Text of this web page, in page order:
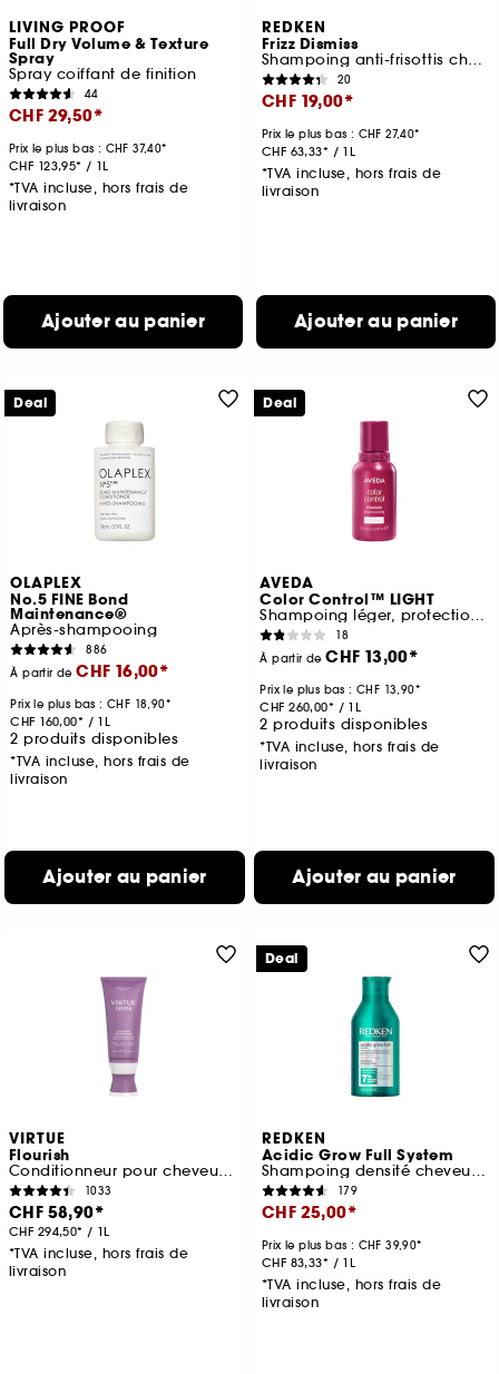
LIVING PROOF
Full Dry Volume & Texture
Spray
Spray coiffant de finition
44
CHF 29,50
Prix le plus bas : CHF 37,40
CHF 123,95 / 1L
*TVA incluse, hors frais de
livraison
Ajouter au panier
REDKEN
Frizz Dismiss
Shampoing anti-frisottis cheveux fins et cheveux épais
20
CHF 19,00
Prix le plus bas : CHF 27,40
CHF 63,33 / 1L
*TVA incluse, hors frais de
livraison
Ajouter au panier
OLAPLEX
No.5 FINE Bond
Maintenance®
Après-shampooing
886
À partir deCHF 16,00
Prix le plus bas :CHF 18,90
CHF 160,00 / 1L
2 produits disponibles
*TVA incluse, hors frais de
livraison
Ajouter au panier
Deal
AVEDA
Color Control™ LIGHT
Shampoing léger, protection des cheveux colorés
18
À partir deCHF 13,00
Prix le plus bas :CHF 13,90
CHF 260,00 / 1L
2 produits disponibles
*TVA incluse, hors frais de
livraison
Ajouter au panier
Deal
VIRTUE
Flourish
Conditionneur pour cheveux clairsemés
1033
CHF 58,90
CHF 294,50 / 1L
*TVA incluse, hors frais de
livraison
REDKEN
Acidic Grow Full System
Shampoing densité cheveux fins
179
CHF 25,00
Prix le plus bas : CHF 39,90
CHF 83,33 / 1L
*TVA incluse, hors frais de
livraison
Deal